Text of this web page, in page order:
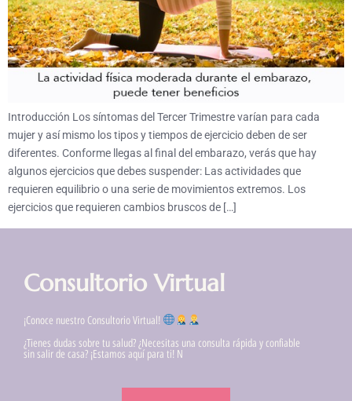
Introducción Los síntomas del Tercer Trimestre varían para cada
mujer y así mismo los tipos y tiempos de ejercicio deben de ser
diferentes. Conforme llegas al final del embarazo, verás que hay
algunos ejercicios que debes suspender: Las actividades que
requieren equilibrio o una serie de movimientos extremos. Los
ejercicios que requieren cambios bruscos de […]
Consultorio Virtual
¡Conoce nuestro Consultorio Virtual!
¿Tienes dudas sobre tu salud? ¿Necesitas una consulta rápida y confiable
sin salir de casa? ¡Estamos aquí para ti! N